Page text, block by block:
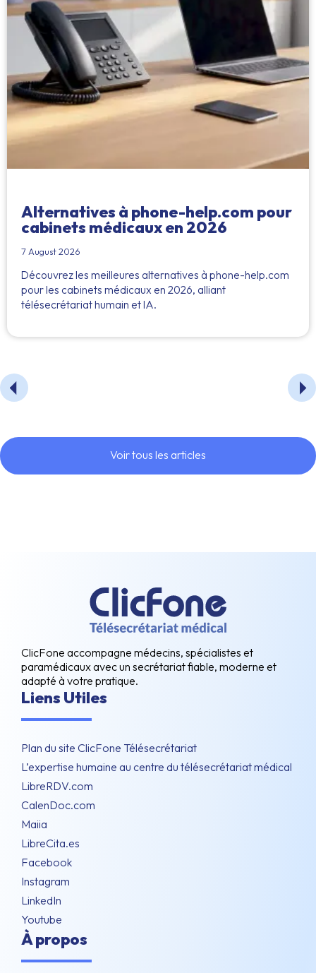
Alternatives à phone-help.com pour
cabinets médicaux en 2026
7 August 2026
Découvrez les meilleures alternatives à phone-help.com
pour les cabinets médicaux en 2026, alliant
télésecrétariat humain et IA.
Voir tous les articles
ClicFone accompagne médecins, spécialistes et
paramédicaux avec un secrétariat fiable, moderne et
adapté à votre pratique.
Liens Utiles
Plan du site ClicFone Télésecrétariat
L’expertise humaine au centre du télésecrétariat médical
LibreRDV.com
CalenDoc.com
Maiia
LibreCita.es
Facebook
Instagram
LinkedIn
Youtube
À propos